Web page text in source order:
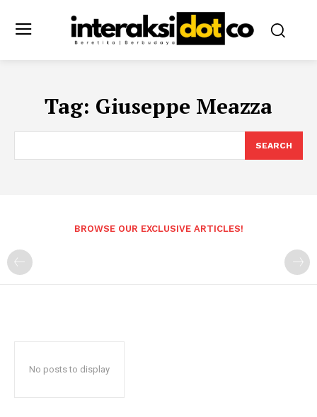
Tag: Giuseppe Meazza
SEARCH
BROWSE OUR EXCLUSIVE ARTICLES!
No posts to display